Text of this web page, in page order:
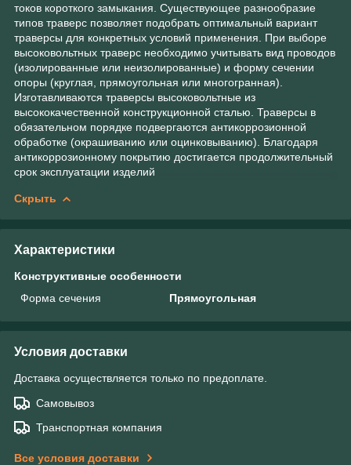
токов короткого замыкания. Существующее разнообразие
типов траверс позволяет подобрать оптимальный вариант
траверсы для конкретных условий применения. При выборе
высоковольтных траверс необходимо учитывать вид проводов
(изолированные или неизолированные) и форму сечении
опоры (круглая, прямоугольная или многогранная).
Изготавливаются траверсы высоковольтные из
высококачественной конструкционной сталью. Траверсы в
обязательном порядке подвергаются антикоррозионной
обработке (окрашиванию или оцинковыванию). Благодаря
антикоррозионному покрытию достигается продолжительный
срок эксплуатации изделий
Скрыть
Характеристики
Конструктивные особенности
Форма сечения
Прямоугольная
Условия доставки
Доставка осуществляется только по предоплате.
Самовывоз
Транспортная компания
Все условия доставки